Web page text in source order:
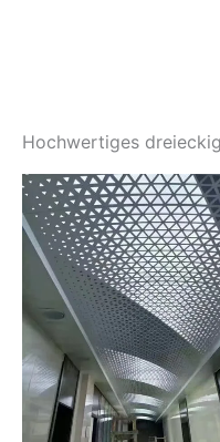
Hochwertiges